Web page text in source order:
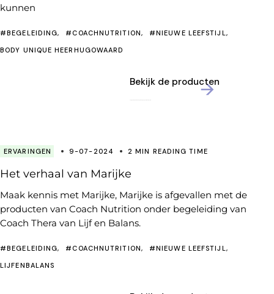
kunnen
Bekijk de producten
#BEGELEIDING #COACHNUTRITION
#NIEUWE LEEFSTIJL
BODY UNIQUE HEERHUGOWAARD
ERVARINGEN 9-07-2024 2 MIN READING TIME
Het verhaal van Marijke
Maak kennis met Marijke, Marijke is afgevallen met de
producten van Coach Nutrition onder begeleiding van
Coach Thera van Lijf en Balans.
#BEGELEIDING #COACHNUTRITION
#NIEUWE LEEFSTIJL
LIJFENBALANS